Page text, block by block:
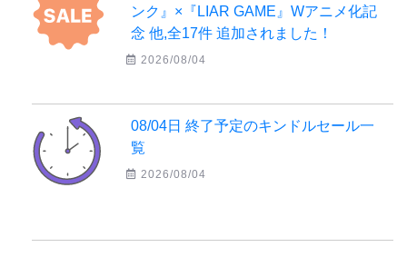
ンク』×『LIAR GAME』Wアニメ化記
念 他,全17件 追加されました！
2026/08/04
08/04日 終了予定のキンドルセール一
覧
2026/08/04